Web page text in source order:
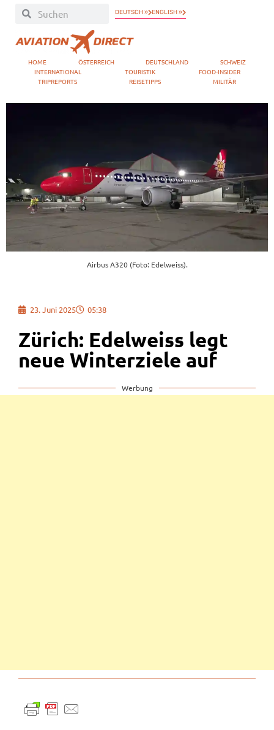
DEUTSCH » ENGLISH »
HOME ÖSTERREICH DEUTSCHLAND
SCHWEIZ
INTERNATIONAL
TOURISTIK
FOOD-INSIDER
TRIPREPORTS
REISETIPPS MILITÄR
Airbus A320 (Foto: Edelweiss).
23. Juni 2025 05:38
Zürich: Edelweiss legt
neue Winterziele auf
Werbung